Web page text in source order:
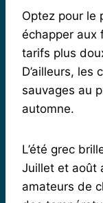
Optez pour le
échapper aux
tarifs plus
D’ailleurs, les
sauvages au
automne.
L’été grec
Juillet et août
amateurs de